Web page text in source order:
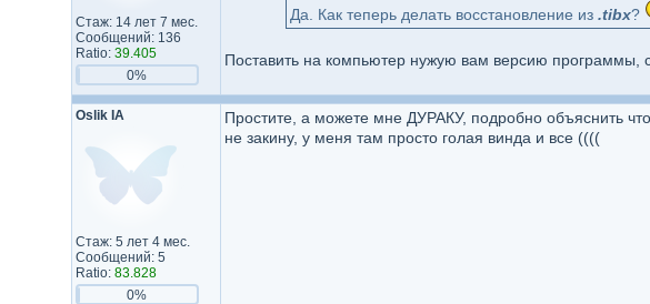
Стаж: 14 лет 7 мес.
Сообщений: 136
Ratio: 39.405
0%
Да. Как теперь делать восстановление из .tibx?
Поставить на компьютер нужую вам версию программы,
Oslik IA
Стаж: 5 лет 4 мес.
Сообщений: 5
Ratio: 83.828
0%
Простите, а можете мне ДУРАКУ, подробно объяснить
не закину, у меня там просто голая винда и все ((((